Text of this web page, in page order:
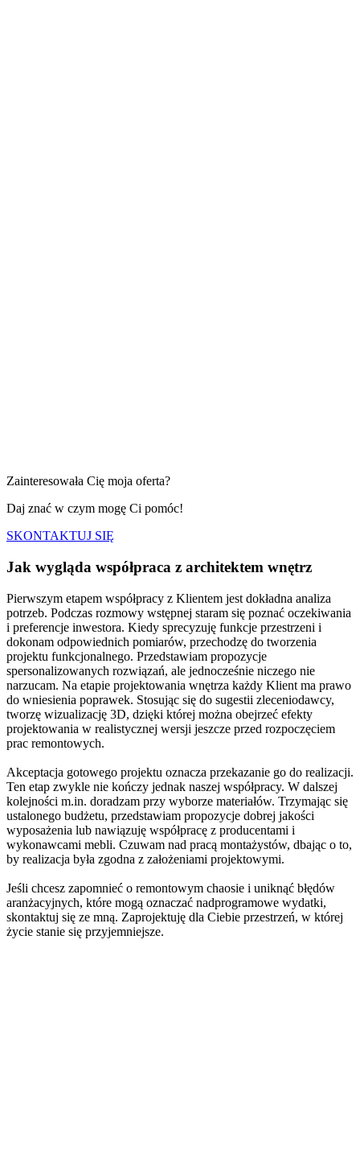
Zainteresowała Cię moja oferta?
Daj znać w czym mogę Ci pomóc!
SKONTAKTUJ SIĘ
Jak wygląda współpraca z architektem wnętrz
Pierwszym etapem współpracy z Klientem jest dokładna analiza
potrzeb. Podczas rozmowy wstępnej staram się poznać oczekiwania
i preferencje inwestora. Kiedy sprecyzuję funkcje przestrzeni i
dokonam odpowiednich pomiarów, przechodzę do tworzenia
projektu funkcjonalnego. Przedstawiam propozycje
spersonalizowanych rozwiązań, ale jednocześnie niczego nie
narzucam. Na etapie projektowania wnętrza każdy Klient ma prawo
do wniesienia poprawek. Stosując się do sugestii zleceniodawcy,
tworzę wizualizację 3D, dzięki której można obejrzeć efekty
projektowania w realistycznej wersji jeszcze przed rozpoczęciem
prac remontowych.
Akceptacja gotowego projektu oznacza przekazanie go do realizacji.
Ten etap zwykle nie kończy jednak naszej współpracy. W dalszej
kolejności m.in. doradzam przy wyborze materiałów. Trzymając się
ustalonego budżetu, przedstawiam propozycje dobrej jakości
wyposażenia lub nawiązuję współpracę z producentami i
wykonawcami mebli. Czuwam nad pracą montażystów, dbając o to,
by realizacja była zgodna z założeniami projektowymi.
Jeśli chcesz zapomnieć o remontowym chaosie i uniknąć błędów
aranżacyjnych, które mogą oznaczać nadprogramowe wydatki,
skontaktuj się ze mną. Zaprojektuję dla Ciebie przestrzeń, w której
życie stanie się przyjemniejsze.